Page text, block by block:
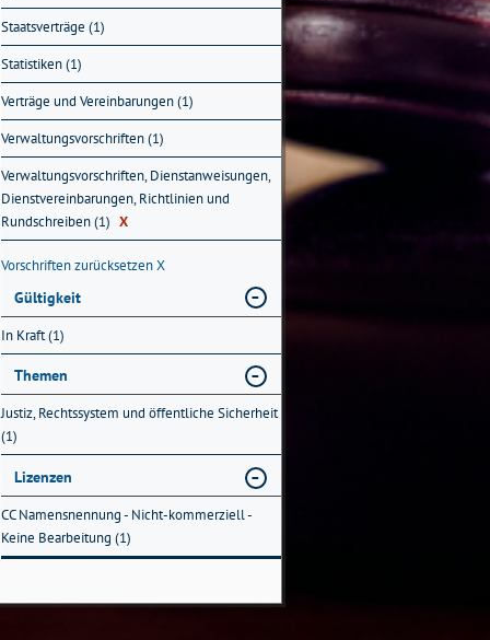
Staatsverträge (1)
Statistiken (1)
Verträge und Vereinbarungen (1)
Verwaltungsvorschriften (1)
Verwaltungsvorschriften, Dienstanweisungen,
Dienstvereinbarungen, Richtlinien und
Rundschreiben (1) X
Vorschriften zurücksetzenX
Gültigkeit
In Kraft (1)
Themen
Justiz, Rechtssystem und öffentliche Sicherheit
(1)
Lizenzen
CC Namensnennung - Nicht-kommerziell -
Keine Bearbeitung (1)